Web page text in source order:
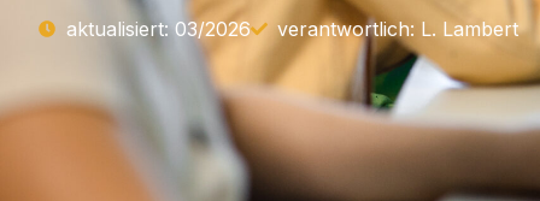
aktua­li­siert: 03/​2026 ver­ant­wort­lich: L. Lambert